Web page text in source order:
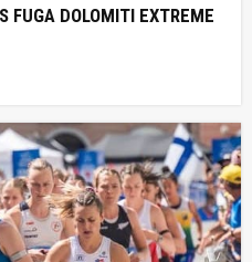
FUGA DOLOMITI EXTREME